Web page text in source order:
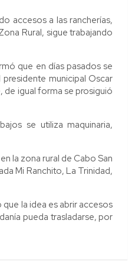
accesos a las rancherías,
Rural, sigue trabajando
que en días pasados se
municipal Oscar
de igual forma se prosiguió
se utiliza maquinaria,
la zona rural de Cabo San
Mi Ranchito, La Trinidad,
la idea es abrir accesos
pueda trasladarse, por